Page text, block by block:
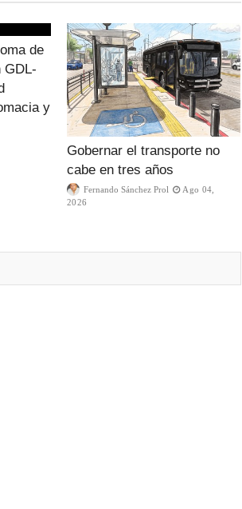
de
GDL-
y
Gobernar el transporte no
cabe en tres años
Fernando Sánchez Prol
Ago 04,
2026